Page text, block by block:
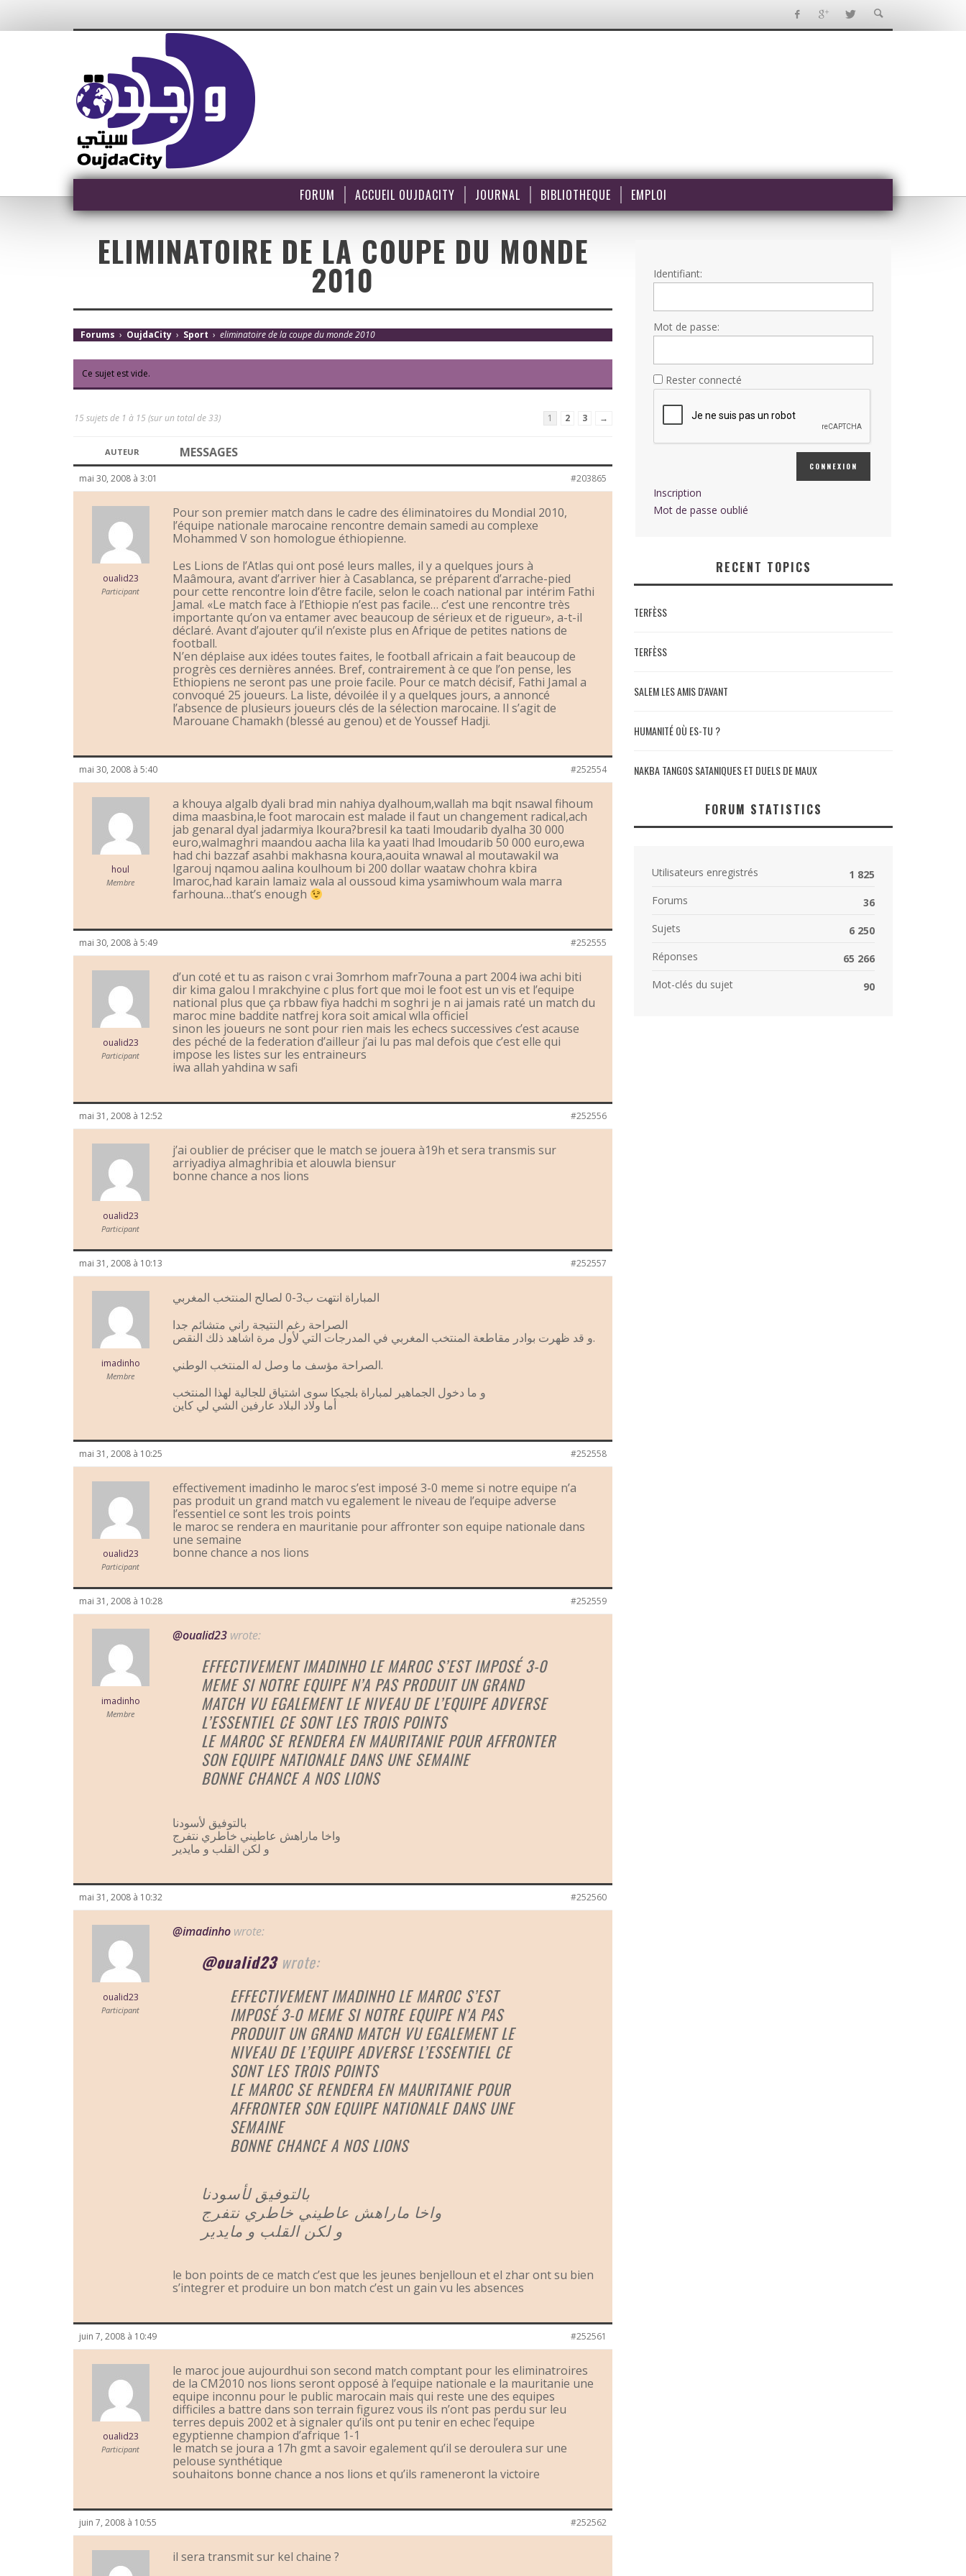
FORUM ACCUEIL OUJDACITY JOURNAL BIBLIOTHEQUE EMPLOI
ELIMINATOIRE DE LA COUPE DU MONDE
2010
Forums › OujdaCity › Sport › eliminatoire de la coupe du monde 2010
Ce sujet est vide.
15 sujets de 1 à 15 (sur un total de 33) 1 2 3 →
AUTEUR MESSAGES
mai 30, 2008 à 3:01 #203865
oualid23
Participant
Pour son premier match dans le cadre des éliminatoires du Mondial 2010,
l’équipe nationale marocaine rencontre demain samedi au complexe
Mohammed V son homologue éthiopienne.
Les Lions de l’Atlas qui ont posé leurs malles, il y a quelques jours à
Maâmoura, avant d’arriver hier à Casablanca, se préparent d’arrache-pied
pour cette rencontre loin d’être facile, selon le coach national par intérim Fathi
Jamal. «Le match face à l’Ethiopie n’est pas facile… c’est une rencontre très
importante qu’on va entamer avec beaucoup de sérieux et de rigueur», a-t-il
déclaré. Avant d’ajouter qu’il n’existe plus en Afrique de petites nations de
football.
N’en déplaise aux idées toutes faites, le football africain a fait beaucoup de
progrès ces dernières années. Bref, contrairement à ce que l’on pense, les
Ethiopiens ne seront pas une proie facile. Pour ce match décisif, Fathi Jamal a
convoqué 25 joueurs. La liste, dévoilée il y a quelques jours, a annoncé
l’absence de plusieurs joueurs clés de la sélection marocaine. Il s’agit de
Marouane Chamakh (blessé au genou) et de Youssef Hadji.
mai 30, 2008 à 5:40 #252554
houl
Membre
a khouya algalb dyali brad min nahiya dyalhoum,wallah ma bqit nsawal fihoum
dima maasbina,le foot marocain est malade il faut un changement radical,ach
jab genaral dyal jadarmiya lkoura?bresil ka taati lmoudarib dyalha 30 000
euro,walmaghri maandou aacha lila ka yaati lhad lmoudarib 50 000 euro,ewa
had chi bazzaf asahbi makhasna koura,aouita wnawal al moutawakil wa
lgarouj nqamou aalina koulhoum bi 200 dollar waataw chohra kbira
lmaroc,had karain lamaiz wala al oussoud kima ysamiwhoum wala marra
farhouna…that’s enough
mai 30, 2008 à 5:49 #252555
oualid23
Participant
d’un coté et tu as raison c vrai 3omrhom mafr7ouna a part 2004 iwa achi biti
dir kima galou l mrakchyine c plus fort que moi le foot est un vis et l’equipe
national plus que ça rbbaw fiya hadchi m soghri je n ai jamais raté un match du
maroc mine baddite natfrej kora soit amical wlla officiel
sinon les joueurs ne sont pour rien mais les echecs successives c’est acause
des péché de la federation d’ailleur j’ai lu pas mal defois que c’est elle qui
impose les listes sur les entraineurs
iwa allah yahdina w safi
mai 31, 2008 à 12:52 #252556
oualid23
Participant
j’ai oublier de préciser que le match se jouera à19h et sera transmis sur
arriyadiya almaghribia et alouwla biensur
bonne chance a nos lions
mai 31, 2008 à 10:13 #252557
imadinho
Membre
المباراة انتهت ب3-0 لصالح المنتخب المغربي
الصراحة رغم النتيجة راني متشائم جدا
و قد ظهرت بوادر مقاطعة المنتخب المغربي في المدرجات التي لأول مرة اشاهد ذلك النقص.
الصراحة مؤسف ما وصل له المنتخب الوطني.
و ما دخول الجماهير لمباراة بلجيكا سوى اشتياق للجالية لهذا المنتخب
أما ولاد البلاد عارفين الشي لي كاين
mai 31, 2008 à 10:25 #252558
oualid23
Participant
effectivement imadinho le maroc s’est imposé 3-0 meme si notre equipe n’a
pas produit un grand match vu egalement le niveau de l’equipe adverse
l’essentiel ce sont les trois points
le maroc se rendera en mauritanie pour affronter son equipe nationale dans
une semaine
bonne chance a nos lions
mai 31, 2008 à 10:28 #252559
imadinho
Membre
@oualid23 wrote:
EFFECTIVEMENT IMADINHO LE MAROC S’EST IMPOSÉ 3-0
MEME SI NOTRE EQUIPE N’A PAS PRODUIT UN GRAND
MATCH VU EGALEMENT LE NIVEAU DE L’EQUIPE ADVERSE
L’ESSENTIEL CE SONT LES TROIS POINTS
LE MAROC SE RENDERA EN MAURITANIE POUR AFFRONTER
SON EQUIPE NATIONALE DANS UNE SEMAINE
BONNE CHANCE A NOS LIONS
بالتوفيق لأسودنا
واخا ماراهش عاطيني خاطري نتفرج
و لكن القلب و مايدير
mai 31, 2008 à 10:32 #252560
oualid23
Participant
@imadinho wrote:
@oualid23wrote:
EFFECTIVEMENT IMADINHO LE MAROC S’EST
IMPOSÉ 3-0 MEME SI NOTRE EQUIPE N’A PAS
PRODUIT UN GRAND MATCH VU EGALEMENT LE
NIVEAU DE L’EQUIPE ADVERSE L’ESSENTIEL CE
SONT LES TROIS POINTS
LE MAROC SE RENDERA EN MAURITANIE POUR
AFFRONTER SON EQUIPE NATIONALE DANS UNE
SEMAINE
BONNE CHANCE A NOS LIONS
بالتوفيق لأسودنا
واخا ماراهش عاطيني خاطري نتفرج
و لكن القلب و مايدير
le bon points de ce match c’est que les jeunes benjelloun et el zhar ont su bien
s’integrer et produire un bon match c’est un gain vu les absences
juin 7, 2008 à 10:49 #252561
oualid23
Participant
le maroc joue aujourdhui son second match comptant pour les eliminatroires
de la CM2010 nos lions seront opposé à l’equipe nationale e la mauritanie une
equipe inconnu pour le public marocain mais qui reste une des equipes
difficiles a battre dans son terrain figurez vous ils n’ont pas perdu sur leu
terres depuis 2002 et à signaler qu’ils ont pu tenir en echec l’equipe
egyptienne champion d’afrique 1-1
le match se joura a 17h gmt a savoir egalement qu’il se deroulera sur une
pelouse synthétique
souhaitons bonne chance a nos lions et qu’ils rameneront la victoire
juin 7, 2008 à 10:55 #252562
il sera transmit sur kel chaine ?
Identifiant:
Mot de passe:
Rester connecté
CONNEXION
Inscription
Mot de passe oublié
RECENT TOPICS
TERFÈSS
TERFÈSS
SALEM LES AMIS D'AVANT
HUMANITÉ OÙ ES-TU ?
NAKBA TANGOS SATANIQUES ET DUELS DE MAUX
FORUM STATISTICS
Utilisateurs enregistrés
1 825
Forums
36
Sujets
6 250
Réponses
65 266
Mot-clés du sujet
90